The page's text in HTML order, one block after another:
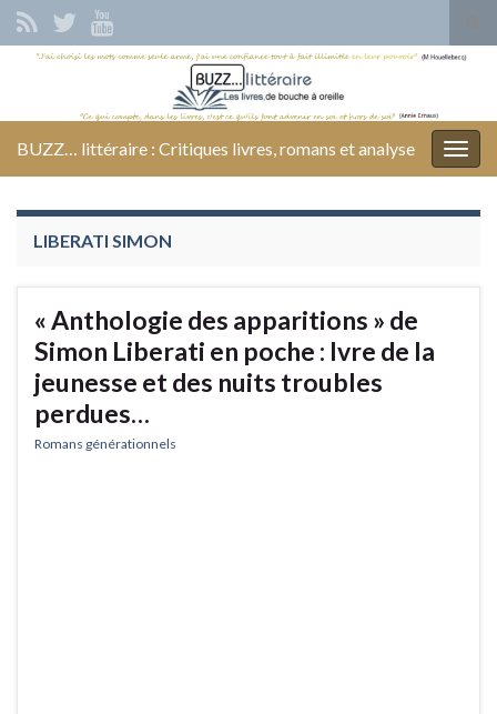
Search for:
BUZZ… littéraire : Critiques livres, romans et analyse
LIBERATI SIMON
« Anthologie des apparitions » de
Simon Liberati en poche : Ivre de la
jeunesse et des nuits troubles
perdues…
Romans générationnels